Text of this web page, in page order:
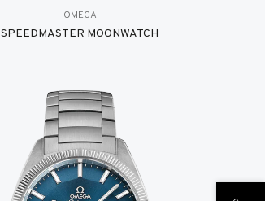
OMEGA
SPEEDMASTER MOONWATCH